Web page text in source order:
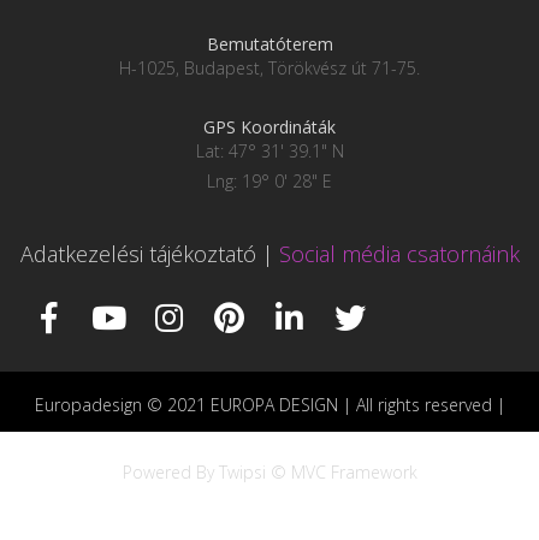
Bemutatóterem
H-1025, Budapest, Törökvész út 71-75.
GPS Koordináták
Lat: 47° 31' 39.1" N
Lng: 19° 0' 28" E
Adatkezelési tájékoztató | Social média csatornáink
Europadesign © 2021 EUROPA DESIGN | All rights reserved |
Powered By Twipsi © MVC Framework